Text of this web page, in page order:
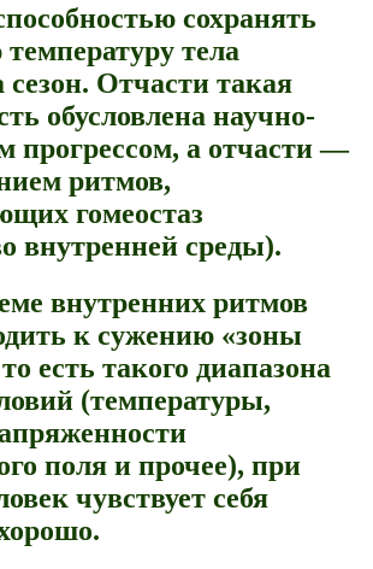
сохранять
тела
сезон. Отчасти такая
обусловлена научно-
прогрессом, а отчасти —
ритмов,
гомеостаз
внутренней среды).
внутренних ритмов
к сужению «зоны
есть такого диапазона
(температуры,
поля и прочее), при
чувствует себя